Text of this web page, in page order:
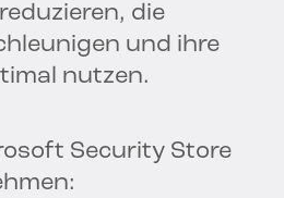
die
und ihre
nutzen.
Security Store